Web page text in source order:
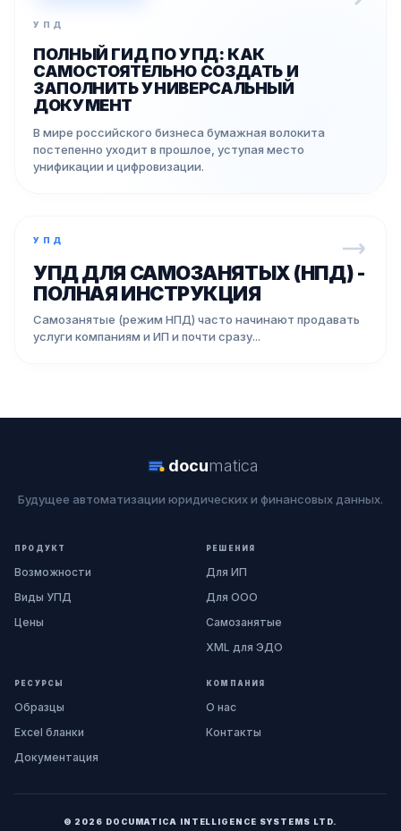
УПД
ПОЛНЫЙ ГИД ПО УПД: КАК
САМОСТОЯТЕЛЬНО СОЗДАТЬ И
ЗАПОЛНИТЬ УНИВЕРСАЛЬНЫЙ
ДОКУМЕНТ
В мире российского бизнеса бумажная волокита
постепенно уходит в прошлое, уступая место
унификации и цифровизации.
УПД
УПД ДЛЯ САМОЗАНЯТЫХ (НПД) -
ПОЛНАЯ ИНСТРУКЦИЯ
Самозанятые (режим НПД) часто начинают продавать
услуги компаниям и ИП и почти сразу...
documatica
Будущее автоматизации юридических и финансовых данных.
ПРОДУКТ
Возможности
Виды УПД
Цены
РЕШЕНИЯ
Для ИП
Для ООО
Самозанятые
XML для ЭДО
РЕСУРСЫ
Образцы
Excel бланки
Документация
КОМПАНИЯ
О нас
Контакты
© 2026 DOCUMATICA INTELLIGENCE SYSTEMS LTD.